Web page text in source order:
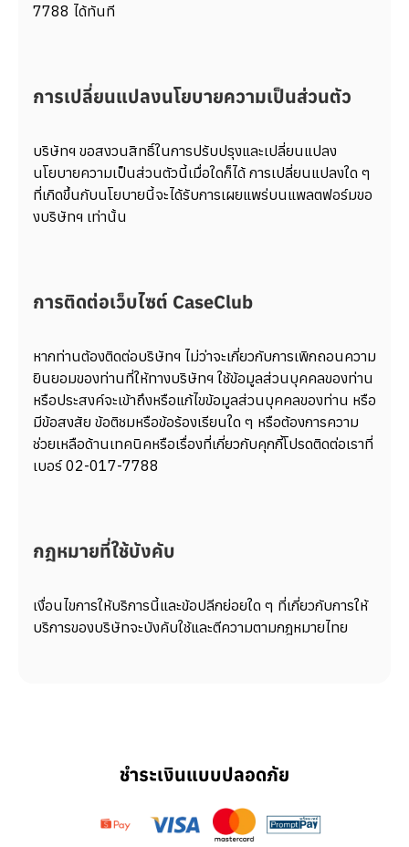
7788 ได้ทันที
การเปลี่ยนแปลงนโยบายความเป็นส่วนตัว
บริษัทฯ ขอสงวนสิทธิ์ในการปรับปรุงและเปลี่ยนแปลง
นโยบายความเป็นส่วนตัวนี้เมื่อใดก็ได้ การเปลี่ยนแปลงใด ๆ
ที่เกิดขึ้นกับนโยบายนี้จะได้รับการเผยแพร่บนแพลตฟอร์มขอ
งบริษัทฯ เท่านั้น
การติดต่อเว็บไซต์ CaseClub
หากท่านต้องติดต่อบริษัทฯ ไม่ว่าจะเกี่ยวกับการเพิกถอนความ
ยินยอมของท่านที่ให้ทางบริษัทฯ ใช้ข้อมูลส่วนบุคคลของท่าน
หรือประสงค์จะเข้าถึงหรือแก้ไขข้อมูลส่วนบุคคลของท่าน หรือ
มีข้อสงสัย ข้อติชมหรือข้อร้องเรียนใด ๆ หรือต้องการความ
ช่วยเหลือด้านเทคนิคหรือเรื่องที่เกี่ยวกับคุกกี้โปรดติดต่อเราที่
เบอร์ 02-017-7788
กฎหมายที่ใช้บังคับ
เงื่อนไขการให้บริการนี้และข้อปลีกย่อยใด ๆ ที่เกี่ยวกับการให้
บริการของบริษัทจะบังคับใช้และตีความตามกฎหมายไทย
ชำระเงินแบบปลอดภัย